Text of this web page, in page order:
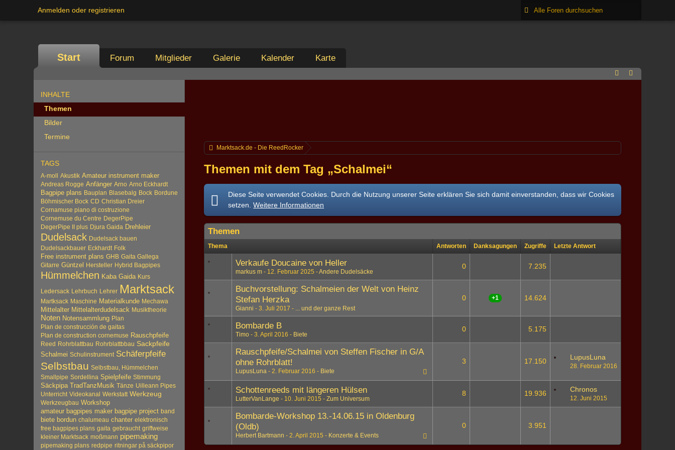
Anmelden oder registrieren
Start Forum Mitglieder Galerie Kalender Karte
INHALTE
Themen
Bilder
Termine
TAGS
A-moll Akustik Amateur instrument maker
Andreas Rogge Anfänger Arno Arno Eckhardt
Bagpipe plans Bauplan Blasebalg Bock Bordune
Böhmischer Bock CD Christian Dreier
Cornamuse piano di costruzione
Cornemuse du Centre DegerPipe
DegerPipe II plus Djura Gaida Drehleier
Dudelsack Dudelsack bauen
Dudelsackbauer Eckhardt Folk
Free instrument plans GHB Gaita Gallega
Gitarre Güntzel Hersteller Hybrid Bagpipes
Hümmelchen Kaba Gaida Kurs
Ledersack Lehrbuch Lehrer Marktsack
Martksack Maschine Materialkunde Mechawa
Mittelalter Mittelalterdudelsack Musiktheorie
Noten Notensammlung Plan
Plan de construcción de gaitas
Plan de construction cornemuse Rauschpfeife
Reed Rohrblattbau Rohrblattbbau Sackpfeife
Schalmei Schulinstrument Schäferpfeife
Selbstbau Selbstbau, Hümmelchen
Smallpipe Sordellina Spielpfeife Stimmung
Säckpipa TradTanzMusik Tänze Uilleann Pipes
Unterricht Videokanal Werkstatt Werkzeug
Werkzeugbau Workshop
amateur bagpipes maker bagpipe project band
biete bordun chalumeau chanter elektronisch
free bagpipes plans gaita gebraucht griffweise
kleiner Marktsack moßmann pipemaking
pipemaking plans redpipe ritningar på säckpipor
Marktsack.de - Die ReedRocker
Themen mit dem Tag „Schalmei“
Diese Seite verwendet Cookies. Durch die Nutzung unserer Seite erklären Sie sich damit einverstanden, dass wir Cookies
setzen.Weitere Informationen
Themen
Thema Antworten Danksagungen Zugriffe Letzte Antwort
Verkaufe Doucaine von Heller
markus m 12. Februar 2025 Andere Dudelsäcke
0 7.235
Buchvorstellung: Schalmeien der Welt von Heinz
Stefan Herzka
Gianni 3. Juli 2017 ... und der ganze Rest
0 +1 14.624
Bombarde B
Timo 3. April 2016 Biete
0 5.175
Rauschpfeife/Schalmei von Steffen Fischer in G/A
ohne Rohrblatt!
LupusLuna 2. Februar 2016 Biete
3 17.150 LupusLuna
28. Februar 2016
Schottenreeds mit längeren Hülsen
LutterVanLange 10. Juni 2015 Zum Universum
8 19.936 Chronos
12. Juni 2015
Bombarde-Workshop 13.-14.06.15 in Oldenburg
(Oldb)
Herbert Bartmann 2. April 2015 Konzerte & Events
0 3.951